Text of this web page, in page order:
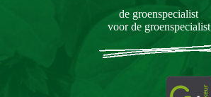
de groenspecialist
voor de groenspecialist